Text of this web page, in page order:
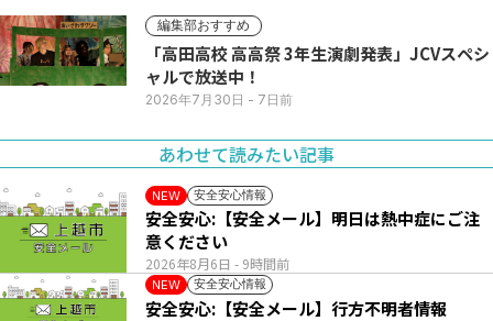
編集部おすすめ
「高田高校 高高祭 3年生演劇発表」JCVスペシ
ャルで放送中！
2026年7月30日 - 7日前
あわせて読みたい記事
NEW 安全安心情報
2026年8月6日 - 9時間前
安全安心:【安全メール】明日は熱中症にご注
意ください
NEW 安全安心情報
安全安心:【安全メール】行方不明者情報